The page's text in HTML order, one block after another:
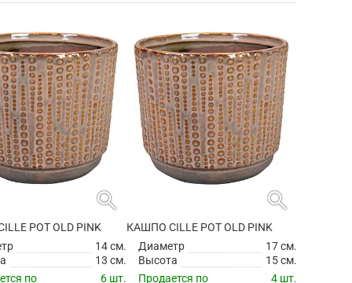
search
POT OLD PINK
14 см.
13 см.
по
6 шт.
search
КАШПО CILLE POT OLD PINK
Диаметр
17 см.
Высота
15 см.
Продается по
4 шт.